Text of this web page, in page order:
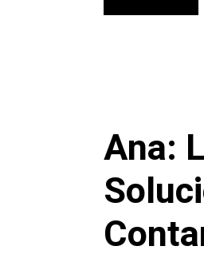
Ana: